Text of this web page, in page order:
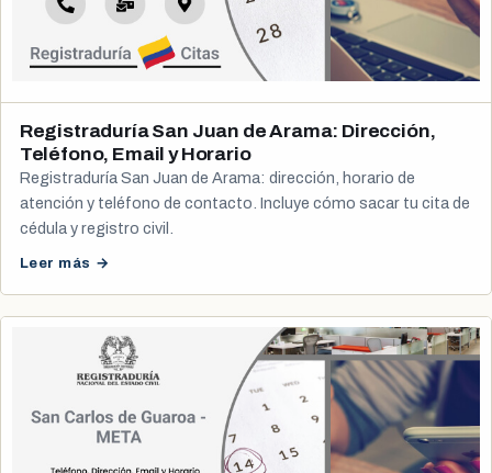
Registraduría San Juan de Arama: Dirección,
Teléfono, Email y Horario
Registraduría San Juan de Arama: dirección, horario de
atención y teléfono de contacto. Incluye cómo sacar tu cita de
cédula y registro civil.
Leer más →